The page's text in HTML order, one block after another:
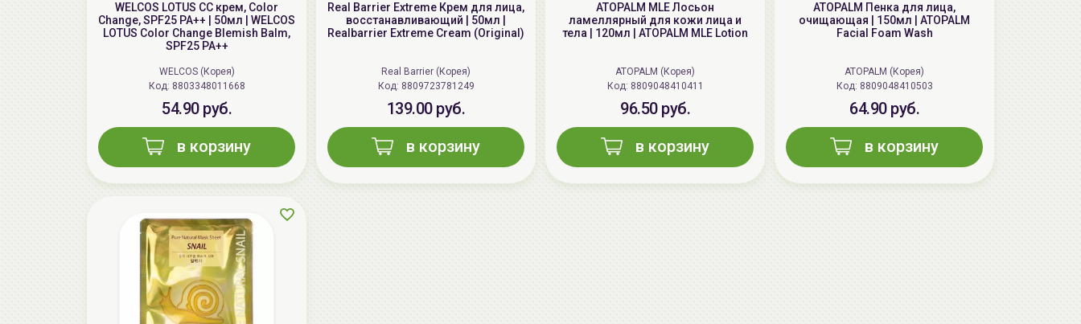
AiliCode Бальзам для волос
WELCOS LOTUS СС крем, Color
Change, SPF25 PA++ | 50мл | WELCOS
LOTUS Color Change Blemish Balm,
SPF25 PA++
WELCOS (Корея)
Код: 8803348011668
54.90 руб.
в корзину
Real Barrier Extreme Крем для лица,
восстанавливающий | 50мл |
Realbarrier Extreme Cream (Original)
Real Barrier (Корея)
Код: 8809723781249
139.00 руб.
в корзину
ATOPALM MLE Лосьон
ламеллярный для кожи лица и
тела | 120мл | ATOPALM MLE Lotion
ATOPALM (Корея)
Код: 8809048410411
96.50 руб.
в корзину
ATOPALM Пенка для лица,
очищающая | 150мл | ATOPALM
Facial Foam Wash
ATOPALM (Корея)
Код: 8809048410503
64.90 руб.
в корзину